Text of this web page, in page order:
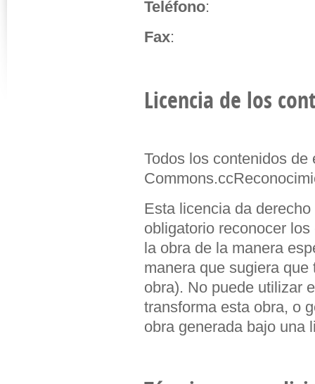
Teléfono:
Fax:
Licencia de los
Todos los contenidos
Esta licencia da
obligatorio reconocer
la obra de la manera
manera que sugiera
obra). No puede utilizar
transforma esta obra, o
obra generada bajo una